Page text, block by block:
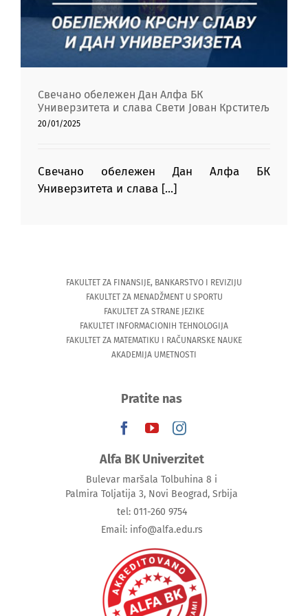
Свечано обележен Дан Алфа БК
Универзитета и слава Свети Јован Крститељ
20/01/2025
Свечано обележен Дан Алфа БК
Универзитета и слава [...]
FAKULTET ZA FINANSIJE, BANKARSTVO I REVIZIJU
FAKULTET ZA MENADŽMENT U SPORTU
FAKULTET ZA STRANE JEZIKE
FAKULTET INFORMACIONIH TEHNOLOGIJA
FAKULTET ZA MATEMATIKU I RAČUNARSKE NAUKE
AKADEMIJA UMETNOSTI
Pratite nas
Alfa BK Univerzitet
Bulevar maršala Tolbuhina 8 i
Palmira Toljatija 3, Novi Beograd, Srbija
tel: 011-260 9754
Email: info@alfa.edu.rs